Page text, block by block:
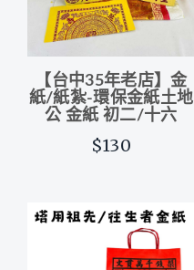
【台中35年老店】金
紙/紙紮-環保金紙土地
公 金紙 初二/十六
$130